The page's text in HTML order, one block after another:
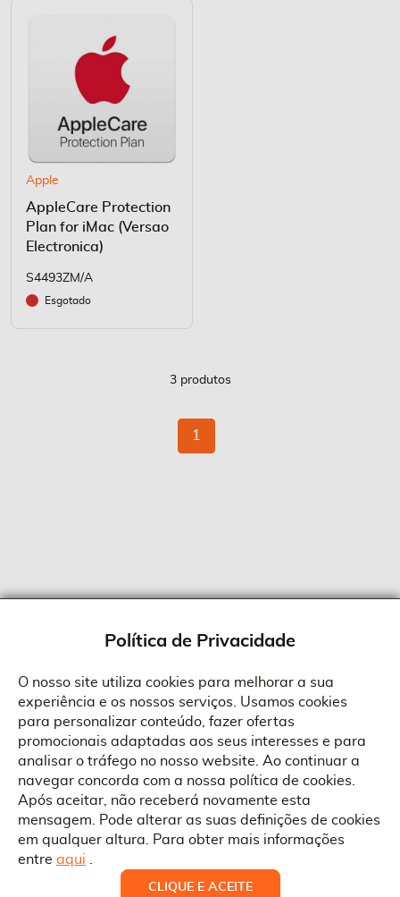
Apple
AppleCare Protection
Plan for iMac (Versao
Electronica)
S4493ZM/A
Esgotado
3produtos
Página
Está
1
Política de Privacidade
O nosso site utiliza cookies para melhorar a sua
experiência e os nossos serviços. Usamos cookies
para personalizar conteúdo, fazer ofertas
promocionais adaptadas aos seus interesses e para
analisar o tráfego no nosso website. Ao continuar a
navegar concorda com a nossa política de cookies.
Após aceitar, não receberá novamente esta
mensagem. Pode alterar as suas definições de cookies
em qualquer altura. Para obter mais informações
entre aqui
CLIQUE E ACEITE
Sobre a Suprides
Quem Somos
Informações
Termos e Condições
Condições Gerais de Venda
Serviço Pós-Venda
Pedido RMA
Contactos
Morada
Rua Gonçalves Zarco, 1837
Copyright © Suprides 2026 - Powered by Toogas with
Política de Cookies
Ao aceitar a política de cookies da Suprides deverá ter em consideração
que a utilização de cookies possibilita a personalização da utilização e a
apresentação de serviços e ofertas adaptadas ao seu interesses. Pode
alterar as suas definições de cookies a qualquer altura.
ALTERAR DEFINIÇÕES